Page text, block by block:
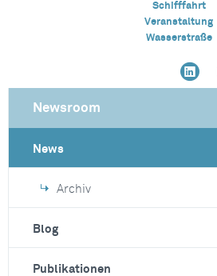
Schifffahrt
Veranstaltung
Wasserstraße
Newsroom
News
Archiv
Blog
Publikationen